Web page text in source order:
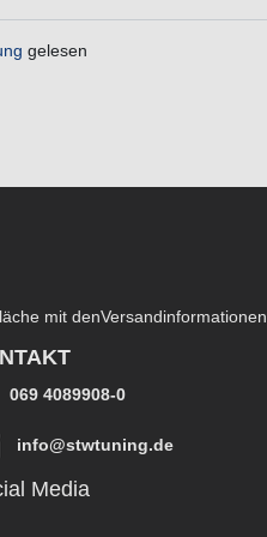
gelesen
mit denVersandinformationen
069 4089908-0
info@stwtuning.de
Media